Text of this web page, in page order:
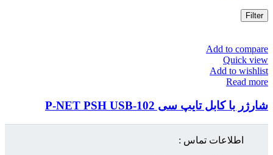
Filter
Add to compare
Quick view
Add to wishlist
Read more
شارژر با کابل تایپ سی P-NET PSH USB-102
اطلاعات تماس :